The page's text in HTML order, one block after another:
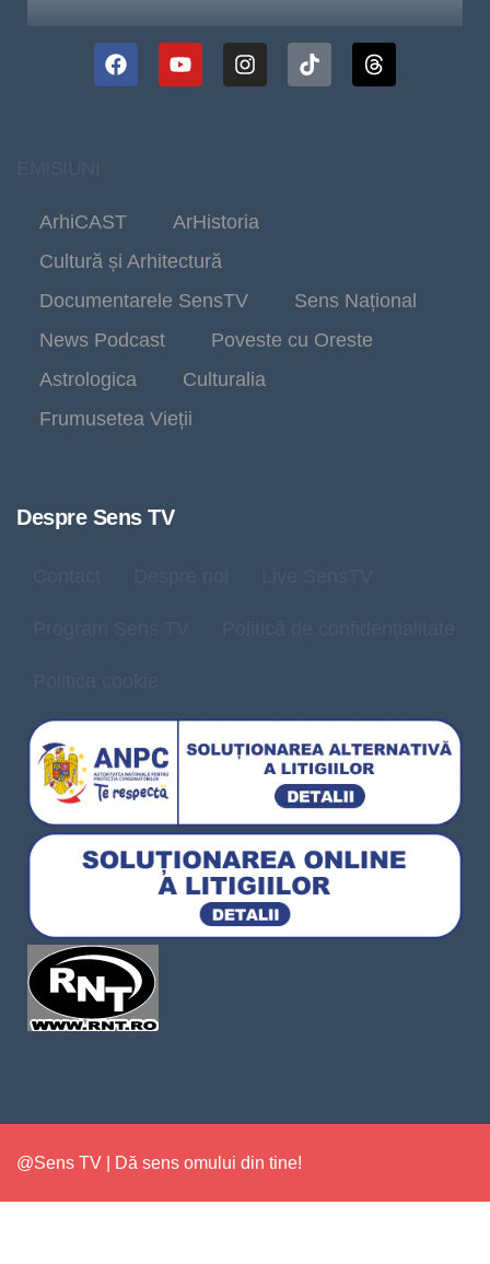
ArhiCAST
ArHistoria
Cultură și Arhitectură
Documentarele SensTV
Sens Național
News Podcast
Poveste cu Oreste
Astrologica
Culturalia
Frumusetea Vieții
Despre Sens TV
@Sens TV | Dă sens omului din tine!